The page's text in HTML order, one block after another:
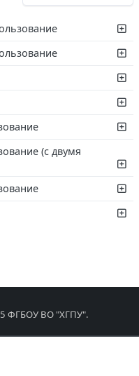
(с двумя
ФГБОУ ВО "ХГПУ".